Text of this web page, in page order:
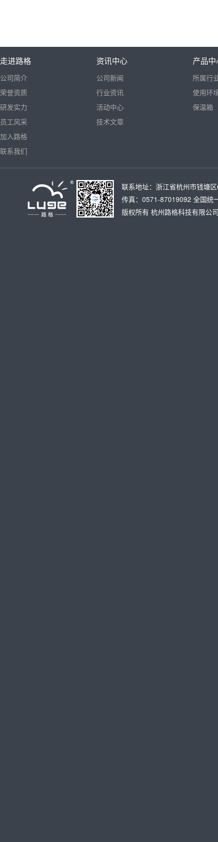
走进路格
公司简介
荣誉资质
研发实力
员工风采
加入路格
联系我们
资讯中心
公司新闻
行业资讯
活动中心
技术文章
产品
所属行
使用环
保温箱
联系地址：浙江省杭州市钱塘
传真：0571-87019092 全国统
版权所有 杭州路格科技有限公